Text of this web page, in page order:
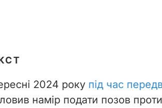
2024 року під час
намір подати позов